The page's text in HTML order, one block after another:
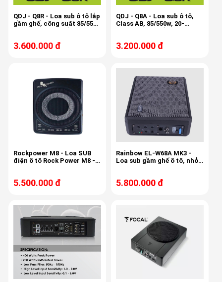
QDJ - Q8R - Loa sub ô tô lắp
gầm ghế, công suất 85/55w,
3.600.000 đ
QDJ - Q8A - Loa sub ô tô,
Class AB, 85/550w, 20-
3.200.000 đ
Rockpower M8 - Loa SUB
điện ô tô Rock Power M8 -
5.500.000 đ
Rainbow EL-W68A MK3 -
Loa sub gầm ghế ô tô, nhỏ
5.800.000 đ